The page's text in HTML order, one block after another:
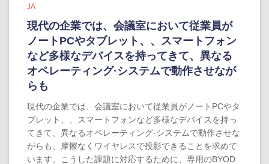
JA
現代の企業では、会議室において従業員が
ノートPCやタブレット、、スマートフォン
など多様なデバイスを持ってきて、異なる
オペレーティング·システムで動作させなが
らも
現代の企業では、会議室において従業員がノートPCやタ
ブレット、、スマートフォンなど多様なデバイスを持っ
てきて、異なるオペレーティング·システムで動作させな
がらも、摩擦なくワイヤレスで投影できることを求めて
います。こうした課題に対応するために、専用のBYOD